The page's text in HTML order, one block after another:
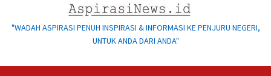
"WADAH ASPIRASI PENUH INSPIRASI & INFORMASI KE PENJURU NEGERI,
UNTUK ANDA DARI ANDA"